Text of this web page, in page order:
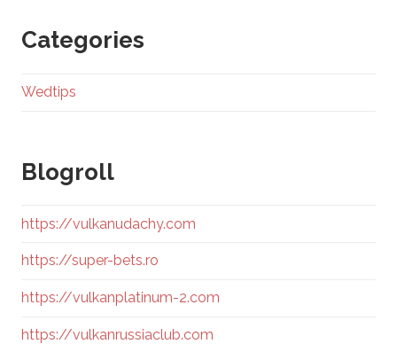
Categories
Wedtips
Blogroll
https://vulkanudachy.com
https://super-bets.ro
https://vulkanplatinum-2.com
https://vulkanrussiaclub.com